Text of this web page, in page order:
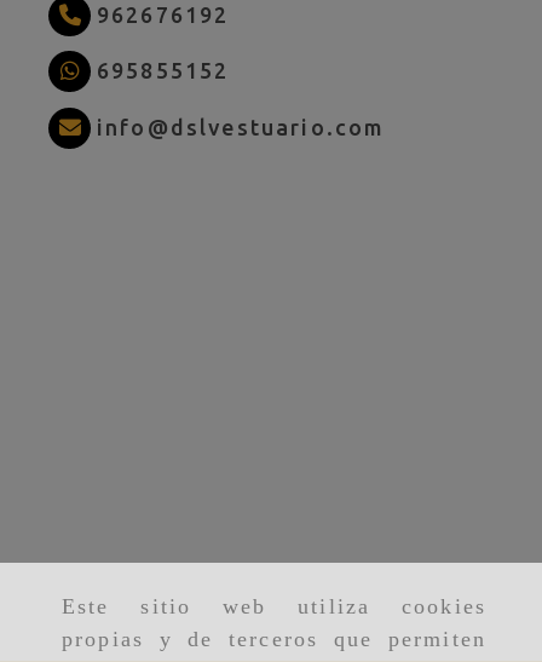
Este sitio web utiliza cookies
propias y de terceros que permiten
962676192
695855152
info dslvestuario.com